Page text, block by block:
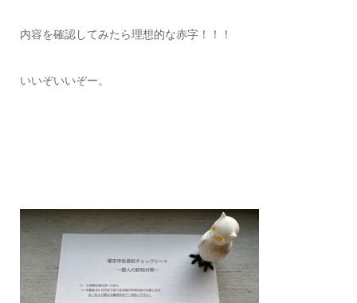
内容を確認してみたら理想的な赤字！！！
いいぞいいぞー。